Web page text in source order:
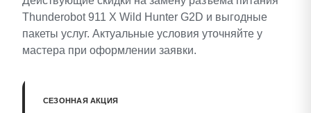
Thunderobot 911 X Wild Hunter G2D и выгодные
пакеты услуг. Актуальные условия уточняйте у
мастера при оформлении заявки.
СЕЗОННАЯ АКЦИЯ